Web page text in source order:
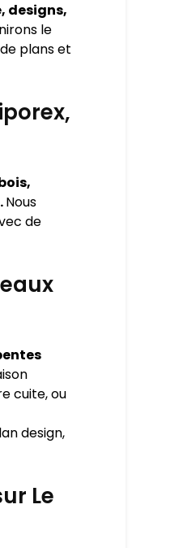
designs,
le
plans et
Nous
de
cuite, ou
design,
Le